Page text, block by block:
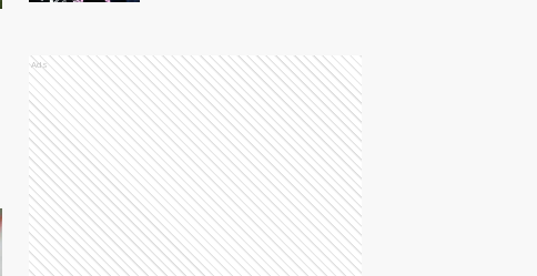
Ads